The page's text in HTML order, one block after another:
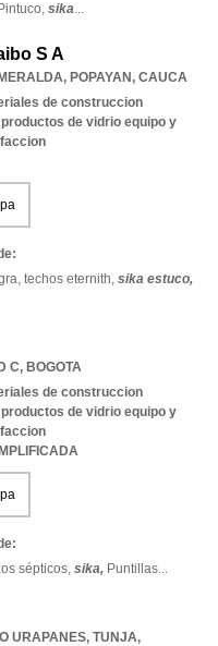
Pintuco, sika...
S A
, POPAYAN, CAUCA
de construccion
de vidrio equipo y
techos eternith, sika estuco,
C, BOGOTA
de construccion
de vidrio equipo y
sépticos, sika, Puntillas...
URAPANES, TUNJA,